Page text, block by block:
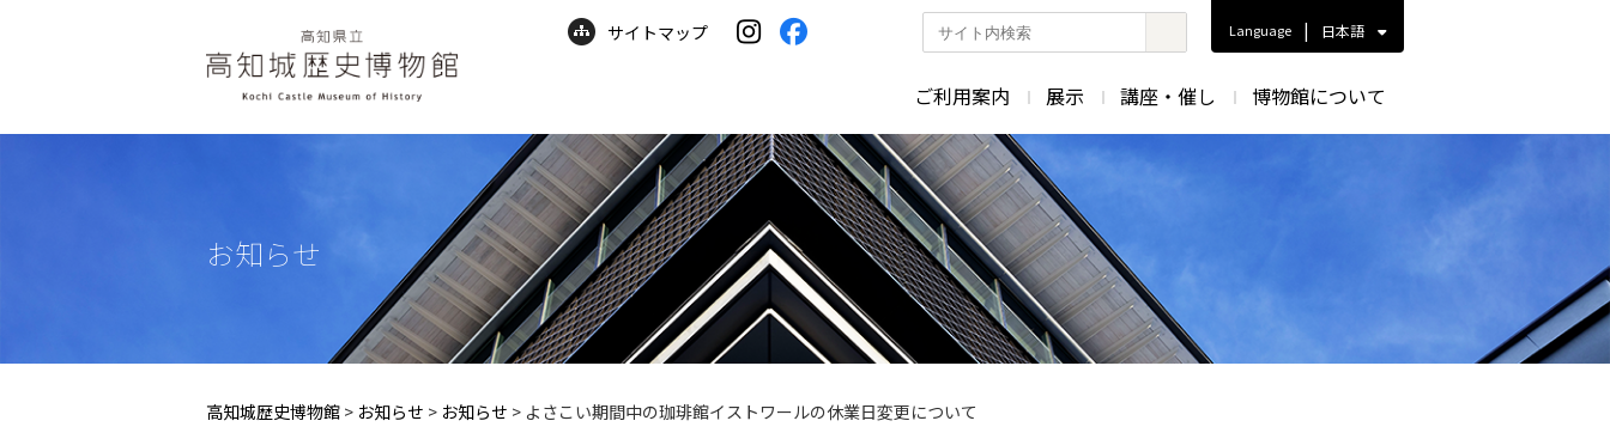
サイトマップ
ト
検
索
Language | 日本語
ご利用案内 展示 講座・催し 博物館について
お知らせ
高知城歴史博物館 > お知らせ > お知らせ > よさこい期間中の珈琲館イストワールの休業日変更について